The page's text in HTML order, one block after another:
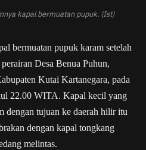
kapal bermuatan pupuk. (Ist)
bermuatan pupuk karam setelah
Desa Benua Puhun,
Kutai Kartanegara, pada
22.00 WITA. Kapal kecil yang
dengan tujuan ke daerah hilir itu
dengan kapal tongkang
melintas.